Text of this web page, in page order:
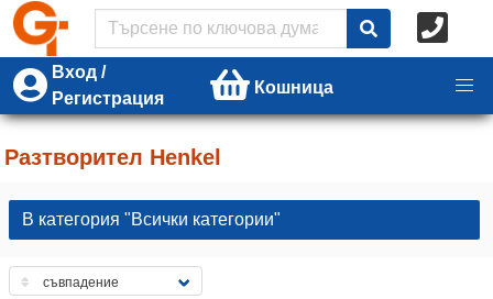
Вход /
Регистрация
Кошница
Разтворител Henkel
В категория "Всички категории"